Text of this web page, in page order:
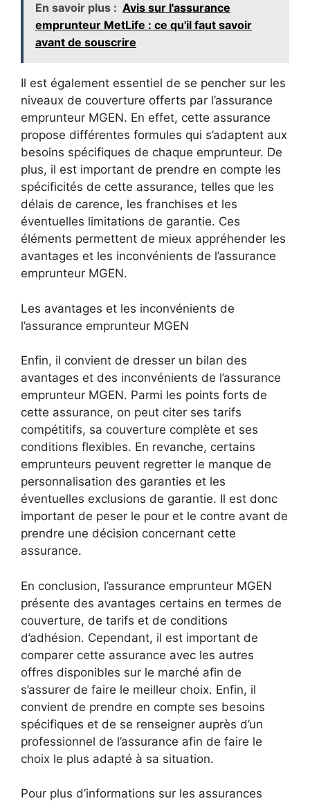
En savoir plus : Avis sur l'assurance
emprunteur MetLife : ce qu'il faut savoir
avant de souscrire
Il est également essentiel de se pencher sur les
niveaux de couverture offerts par l’assurance
emprunteur MGEN. En effet, cette assurance
propose différentes formules qui s’adaptent aux
besoins spécifiques de chaque emprunteur. De
plus, il est important de prendre en compte les
spécificités de cette assurance, telles que les
délais de carence, les franchises et les
éventuelles limitations de garantie. Ces
éléments permettent de mieux appréhender les
avantages et les inconvénients de l’assurance
emprunteur MGEN.
Les avantages et les inconvénients de
l’assurance emprunteur MGEN
Enfin, il convient de dresser un bilan des
avantages et des inconvénients de l’assurance
emprunteur MGEN. Parmi les points forts de
cette assurance, on peut citer ses tarifs
compétitifs, sa couverture complète et ses
conditions flexibles. En revanche, certains
emprunteurs peuvent regretter le manque de
personnalisation des garanties et les
éventuelles exclusions de garantie. Il est donc
important de peser le pour et le contre avant de
prendre une décision concernant cette
assurance.
En conclusion, l’assurance emprunteur MGEN
présente des avantages certains en termes de
couverture, de tarifs et de conditions
d’adhésion. Cependant, il est important de
comparer cette assurance avec les autres
offres disponibles sur le marché afin de
s’assurer de faire le meilleur choix. Enfin, il
convient de prendre en compte ses besoins
spécifiques et de se renseigner auprès d’un
professionnel de l’assurance afin de faire le
choix le plus adapté à sa situation.
Pour plus d’informations sur les assurances